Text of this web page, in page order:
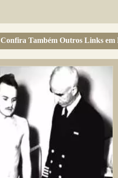
Confira Também Outros Links em